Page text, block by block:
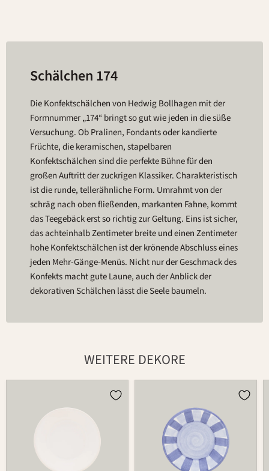
Schälchen 174
Die Konfektschälchen von Hedwig Bollhagen mit der
Formnummer „174“ bringt so gut wie jeden in die süße
Versuchung. Ob Pralinen, Fondants oder kandierte
Früchte, die keramischen, stapelbaren
Konfektschälchen sind die perfekte Bühne für den
großen Auftritt der zuckrigen Klassiker. Charakteristisch
ist die runde, tellerähnliche Form. Umrahmt von der
schräg nach oben fließenden, markanten Fahne, kommt
das Teegebäck erst so richtig zur Geltung. Eins ist sicher,
das achteinhalb Zentimeter breite und einen Zentimeter
hohe Konfektschälchen ist der krönende Abschluss eines
jeden Mehr-Gänge-Menüs. Nicht nur der Geschmack des
Konfekts macht gute Laune, auch der Anblick der
dekorativen Schälchen lässt die Seele baumeln.
WEITERE DEKORE